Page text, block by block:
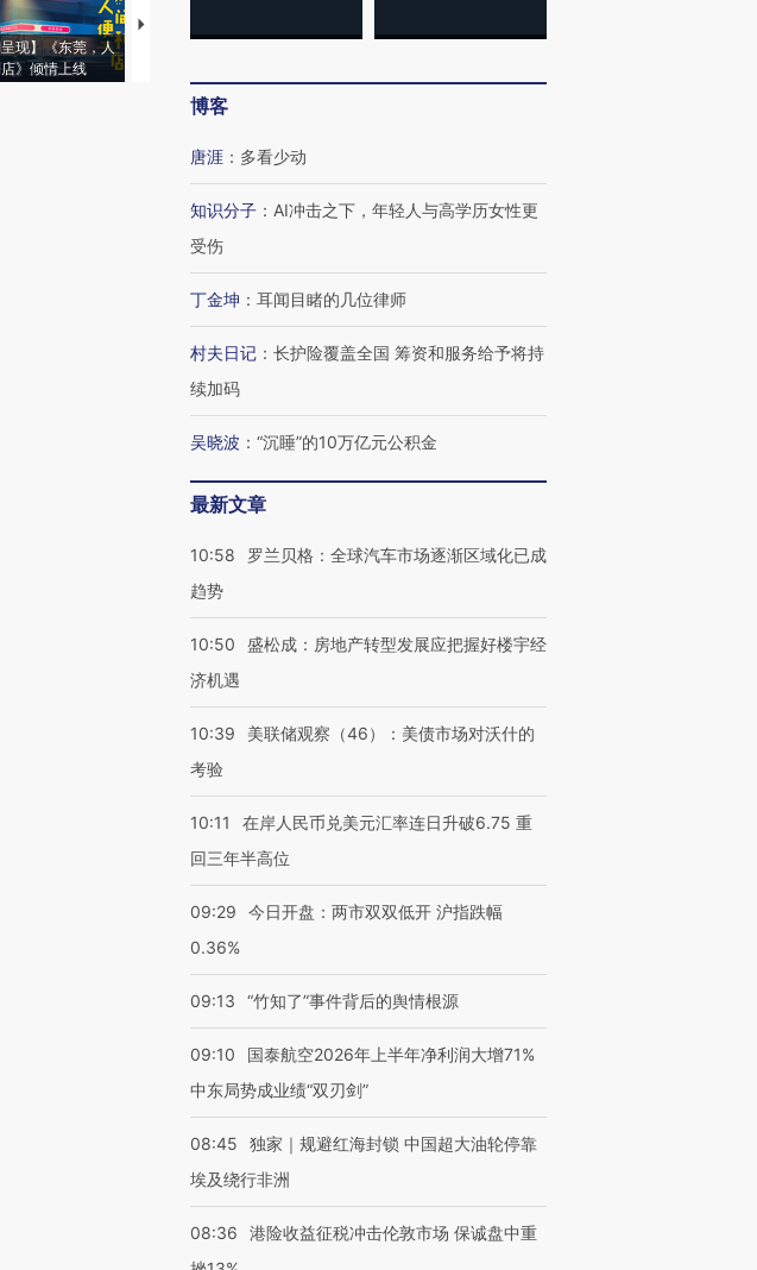
呈现】《东莞，人
》倾情上线
【推广】走进第四届链博
博客
唐涯 ： 多看少动
知识分子 ： AI冲击之下，年轻人与高学历女性更
受伤
丁金坤 ： 耳闻目睹的几位律师
村夫日记 ： 长护险覆盖全国 筹资和服务给予将持
续加码
吴晓波 ： “沉睡”的10万亿元公积金
最新文章
10:58
罗兰贝格：全球汽车市场逐渐区域化已成
趋势
10:50
盛松成：房地产转型发展应把握好楼宇经
济机遇
10:39
美联储观察（46）：美债市场对沃什的
考验
10:11
在岸人民币兑美元汇率连日升破6.75 重
回三年半高位
09:29
今日开盘：两市双双低开 沪指跌幅
0.36%
09:13 “竹知了”事件背后的舆情根源
09:10
国泰航空2026年上半年净利润大增71%
中东局势成业绩“双刃剑”
08:45
独家｜规避红海封锁 中国超大油轮停靠
埃及绕行非洲
08:36
港险收益征税冲击伦敦市场 保诚盘中重